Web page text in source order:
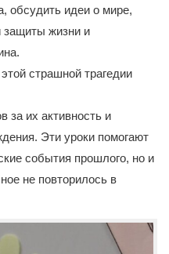
обсудить идеи о мире,
защиты жизни и
страшной трагедии
за их активность и
Эти уроки помогают
события прошлого, но и
не повторилось в